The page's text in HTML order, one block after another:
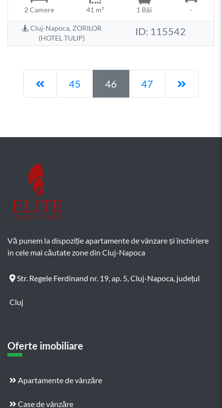
2 Camere 41 m² 1 Băi -
Cluj-Napoca, ZORILOR
(HOTEL TULIP)
ID: 115542
Pagina anterioară
45 46 47
Vă punem la dispoziție apartamente de vânzare și închiriere
in cele mai căutate zone din Cluj-Napoca
Str. Regele Ferdinand nr. 19, ap. 5, Cluj-Napoca, județul
Cluj
Oferte imobiliare
Apartamente de vânzăre
Case de vânzăre